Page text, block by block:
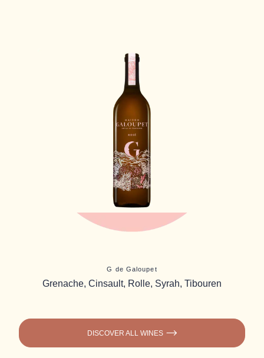
G de Galoupet
Grenache, Cinsault, Rolle, Syrah, Tibouren
DISCOVER ALL WINES